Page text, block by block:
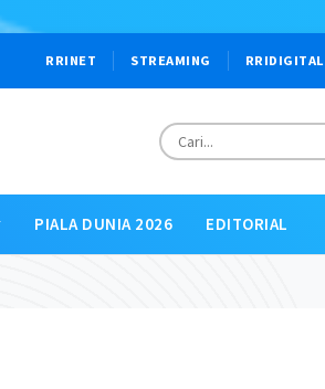
RRINET STREAMING RRIDIGITAL
PIALA DUNIA 2026 EDITORIAL